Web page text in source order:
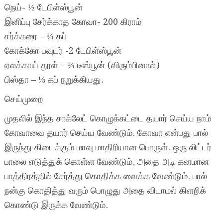
நெய்- ½ டேபிள்ஸ்பூன்
இனிப்பு சேர்க்காத கோவா- 200 கிராம்
சர்க்கரை – ¼ கப்
கோக்கோ பவுடர் -2 டேபிள்ஸ்பூன்
ஏலக்காய் தூள் – ¼ டீஸ்பூன் (விரும்பினால்)
பிஸ்தா – ⅛ கப் நறுக்கியது.
செய்முறை
முதலில் இந்த சாக்லேட் கொழுக்கட்டை தயார் செய்ய நாம்
கோவாவை தயார் செய்ய வேண்டும். கோவா என்பது பால்
இருந்து கிடைக்கும் மாவு மாதிரியான பொருள். ஒரு லிட்டர்
பாலை எடுத்துக் கொள்ள வேண்டும், அதை அடி கனமான
பாத்திரத்தில் சேர்த்து கொதிக்க வைக்க வேண்டும். பால்
நன்கு கொதித்து வரும் பொழுது அதை விடாமல் கிளறிக்
கொண்டு இருக்க வேண்டும்.